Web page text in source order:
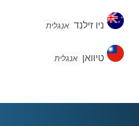
ניו
זילנד
ניו זילנד אנגלית
טיוואן
טיוואן אנגלית